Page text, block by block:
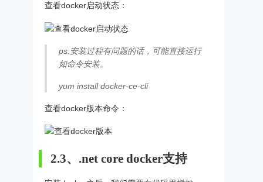
查看docker启动状态：
ps:安装过程有问题的话，可能直接运行
如命令安装。
yum install docker-ce-cli
查看docker版本命令：
2.3、.net core docker支持